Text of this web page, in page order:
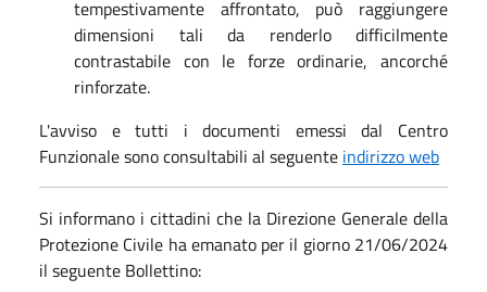
tempestivamente affrontato, può raggiungere
dimensioni tali da renderlo difficilmente
contrastabile con le forze ordinarie, ancorché
rinforzate.
L'avviso e tutti i documenti emessi dal Centro
Funzionale sono consultabili al seguente indirizzo web
Si informano i cittadini che la Direzione Generale della
Protezione Civile ha emanato per il giorno 21/06/2024
il seguente Bollettino: